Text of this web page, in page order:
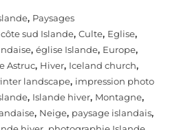
, Paysages
côte sud Islande, Culte, Eglise,
, église Islande, Europe,
Astruc, Hiver, Iceland church,
landscape, impression photo
, Islande hiver, Montagne,
, Neige, paysage islandais,